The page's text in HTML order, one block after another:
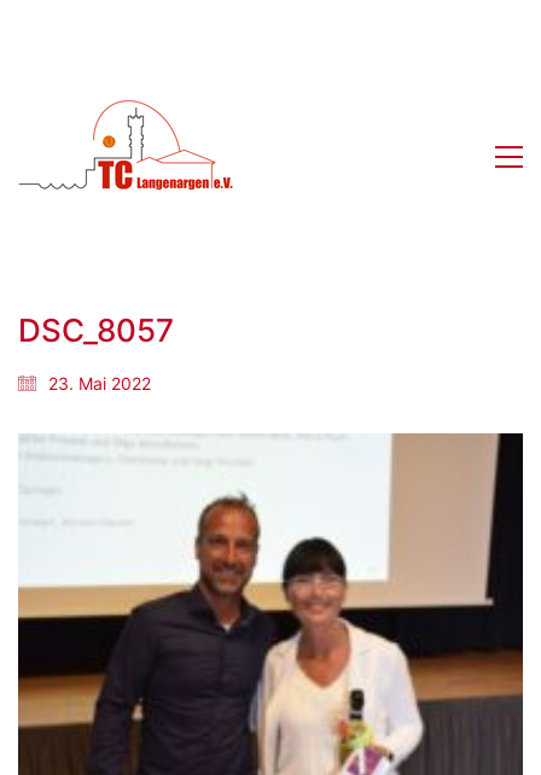
DSC_8057
23. Mai 2022